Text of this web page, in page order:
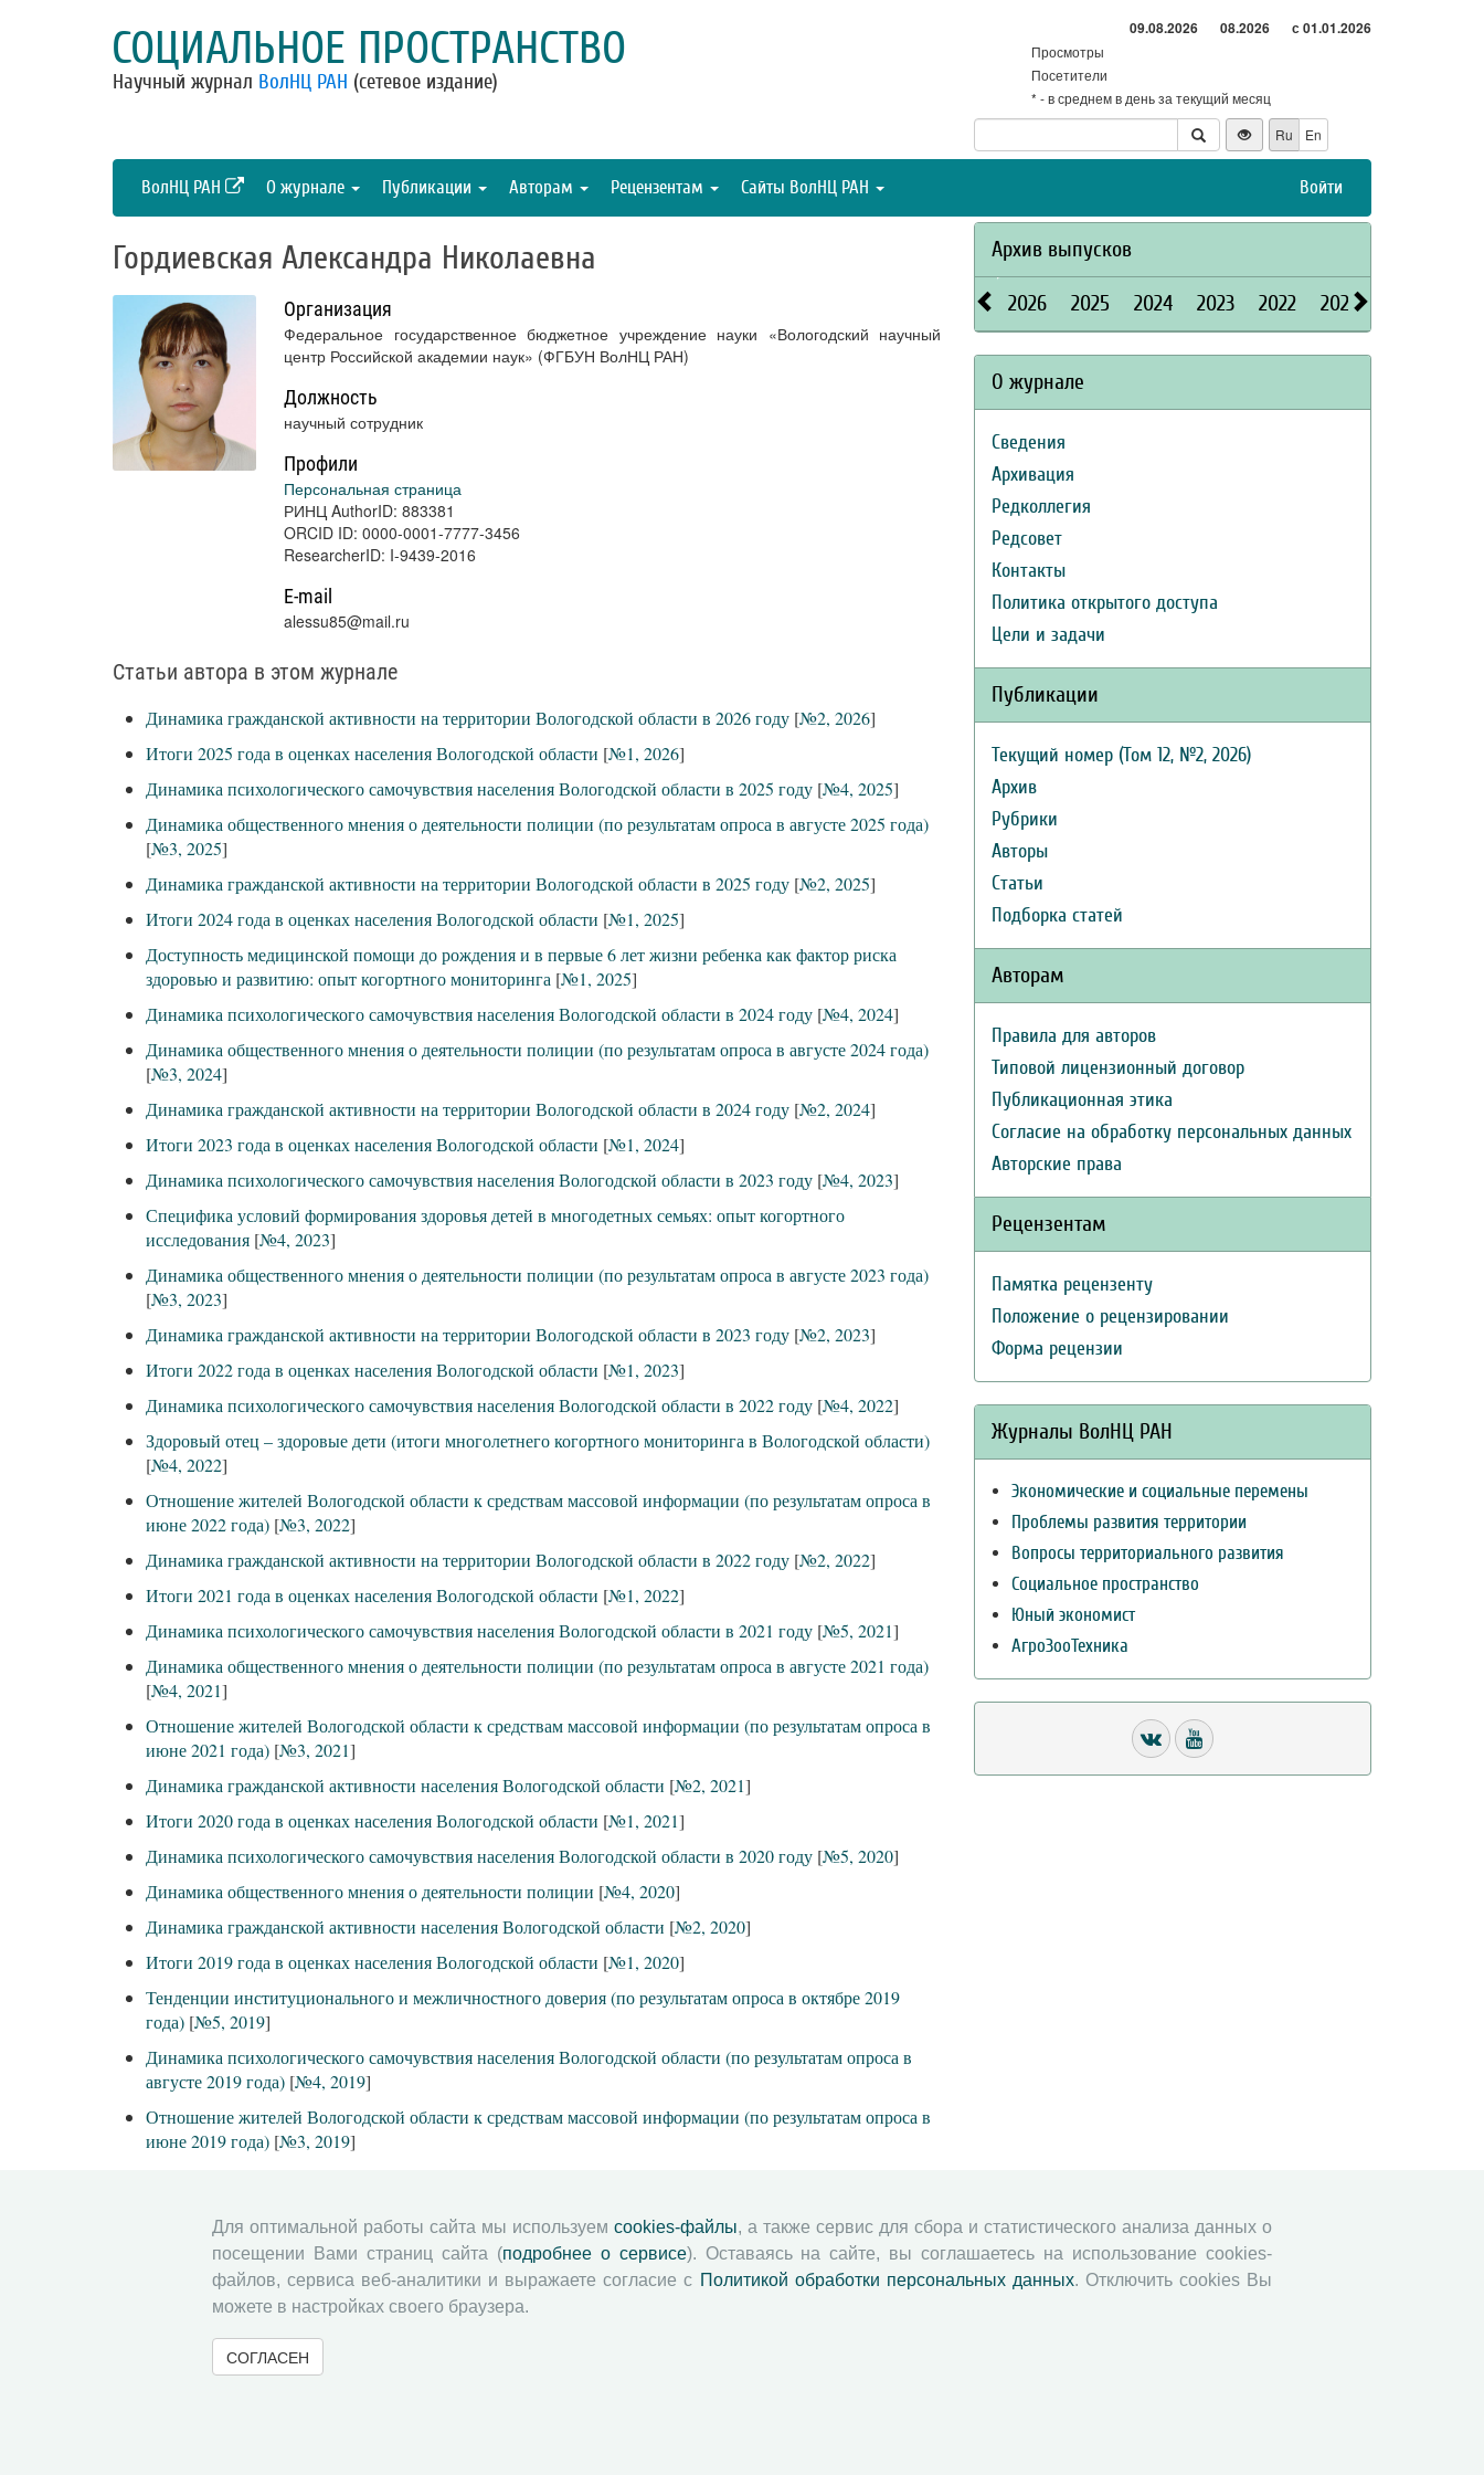
СОЦИАЛЬНОЕ ПРОСТРАНСТВО
Научный журнал ВолНЦ РАН (сетевое издание)
09.08.2026 08.2026 с 01.01.2026
Просмотры
Посетители
* - в среднем в день за текущий месяц
Ru
En
ВолНЦ РАН О журнале Публикации Авторам Рецензентам Сайты ВолНЦ РАН Войти
Гордиевская Александра Николаевна
Организация
Федеральное государственное бюджетное учреждение науки «Вологодский научный
центр Российской академии наук» (ФГБУН ВолНЦ РАН)
Должность
научный сотрудник
Профили
Персональная страница
РИНЦ AuthorID: 883381
ORCID ID: 0000-0001-7777-3456
ResearcherID: I-9439-2016
E-mail
alessu85@mail.ru
Статьи автора в этом журнале
Динамика гражданской активности на территории Вологодской области в 2026 году [№2, 2026]
Итоги 2025 года в оценках населения Вологодской области [№1, 2026]
Динамика психологического самочувствия населения Вологодской области в 2025 году [№4, 2025]
Динамика общественного мнения о деятельности полиции (по результатам опроса в августе 2025 года)
[№3, 2025]
Динамика гражданской активности на территории Вологодской области в 2025 году [№2, 2025]
Итоги 2024 года в оценках населения Вологодской области [№1, 2025]
Доступность медицинской помощи до рождения и в первые 6 лет жизни ребенка как фактор риска
здоровью и развитию: опыт когортного мониторинга [№1, 2025]
Динамика психологического самочувствия населения Вологодской области в 2024 году [№4, 2024]
Динамика общественного мнения о деятельности полиции (по результатам опроса в августе 2024 года)
[№3, 2024]
Динамика гражданской активности на территории Вологодской области в 2024 году [№2, 2024]
Итоги 2023 года в оценках населения Вологодской области [№1, 2024]
Динамика психологического самочувствия населения Вологодской области в 2023 году [№4, 2023]
Специфика условий формирования здоровья детей в многодетных семьях: опыт когортного
исследования [№4, 2023]
Динамика общественного мнения о деятельности полиции (по результатам опроса в августе 2023 года)
[№3, 2023]
Динамика гражданской активности на территории Вологодской области в 2023 году [№2, 2023]
Итоги 2022 года в оценках населения Вологодской области [№1, 2023]
Динамика психологического самочувствия населения Вологодской области в 2022 году [№4, 2022]
Здоровый отец – здоровые дети (итоги многолетнего когортного мониторинга в Вологодской области)
[№4, 2022]
Отношение жителей Вологодской области к средствам массовой информации (по результатам опроса в
июне 2022 года) [№3, 2022]
Динамика гражданской активности на территории Вологодской области в 2022 году [№2, 2022]
Итоги 2021 года в оценках населения Вологодской области [№1, 2022]
Динамика психологического самочувствия населения Вологодской области в 2021 году [№5, 2021]
Динамика общественного мнения о деятельности полиции (по результатам опроса в августе 2021 года)
[№4, 2021]
Отношение жителей Вологодской области к средствам массовой информации (по результатам опроса в
июне 2021 года) [№3, 2021]
Динамика гражданской активности населения Вологодской области [№2, 2021]
Итоги 2020 года в оценках населения Вологодской области [№1, 2021]
Динамика психологического самочувствия населения Вологодской области в 2020 году [№5, 2020]
Динамика общественного мнения о деятельности полиции [№4, 2020]
Динамика гражданской активности населения Вологодской области [№2, 2020]
Итоги 2019 года в оценках населения Вологодской области [№1, 2020]
Тенденции институционального и межличностного доверия (по результатам опроса в октябре 2019
года) [№5, 2019]
Динамика психологического самочувствия населения Вологодской области (по результатам опроса в
августе 2019 года) [№4, 2019]
Отношение жителей Вологодской области к средствам массовой информации (по результатам опроса в
июне 2019 года) [№3, 2019]
Тенденции институционального доверия[№5, 2018]
Человеческий потенциал детского населения: понимание и оценка[№5, 2018]
Динамика психологического самочувствия населения
Отношение населения к средствам массовой информации
Архив выпусков
2026 2025 2024 2023 2022 2021
О журнале
Сведения
Архивация
Редколлегия
Редсовет
Контакты
Политика открытого доступа
Цели и задачи
Публикации
Текущий номер (Том 12, №2, 2026)
Архив
Рубрики
Авторы
Статьи
Подборка статей
Авторам
Правила для авторов
Типовой лицензионный договор
Публикационная этика
Согласие на обработку персональных данных
Авторские права
Рецензентам
Памятка рецензенту
Положение о рецензировании
Форма рецензии
Журналы ВолНЦ РАН
Экономические и социальные перемены
Проблемы развития территории
Вопросы территориального развития
Социальное пространство
Юный экономист
АгроЗооТехника
Для оптимальной работы сайта мы используем cookies-файлы, а также сервис для сбора и статистического анализа данных о
посещении Вами страниц сайта (подробнее о сервисе). Оставаясь на сайте, вы соглашаетесь на использование cookies-
файлов, сервиса веб-аналитики и выражаете согласие с Политикой обработки персональных данных. Отключить cookies Вы
можете в настройках своего браузера.
СОГЛАСЕН